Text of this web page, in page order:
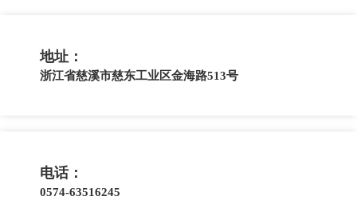
地址：
浙江省慈溪市慈东工业区金海路513号
电话：
0574-63516245